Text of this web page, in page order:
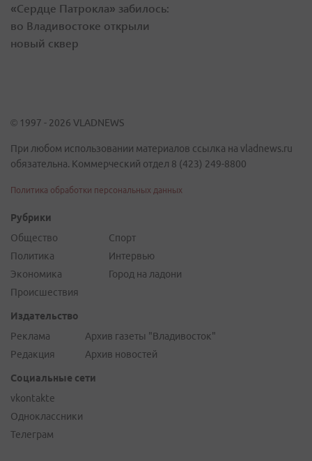
«Сердце Патрокла» забилось:
во Владивостоке открыли
новый сквер
© 1997 - 2026 VLADNEWS
При любом использовании материалов ссылка на vladnews.ru
обязательна. Коммерческий отдел 8 (423) 249-8800
Политика обработки персональных данных
Рубрики
Общество
Политика
Экономика
Происшествия
Спорт
Интервью
Город на ладони
Издательство
Реклама
Редакция
Архив газеты "Владивосток"
Архив новостей
Социальные сети
vkontakte
Одноклассники
Телеграм